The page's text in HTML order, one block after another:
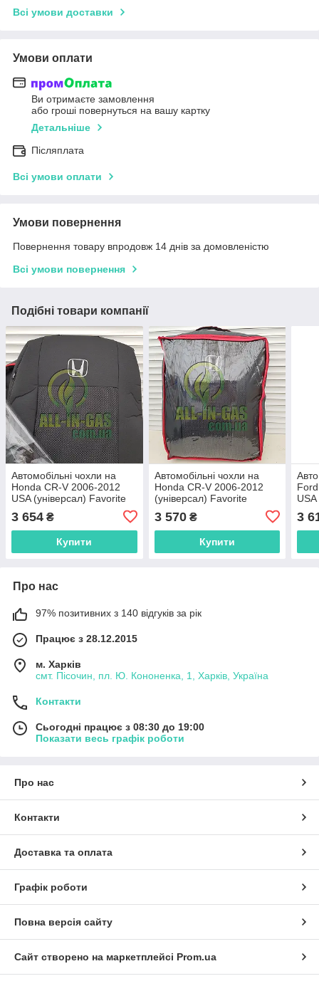
Всі умови доставки
Умови оплати
Ви отримаєте замовлення
або гроші повернуться на вашу картку
Детальніше
Післяплата
Всі умови оплати
Умови повернення
Повернення товару впродовж 14 днів за домовленістю
Всі умови повернення
Подібні товари компанії
Автомобільні чохли на
Honda CR-V 2006-2012
USA (універсал) Favorite
3 654 ₴
Купити
Автомобільні чохли на
Honda CR-V 2006-2012
(універсал) Favorite
3 570₴
Купити
USA
3
Про нас
97% позитивних з 140 відгуків за рік
Працює з 28.12.2015
м. Харків
смт. Пісочин, пл. Ю. Кононенка, 1, Харків, Україна
Контакти
Сьогодні працює з 08:30 до 19:00
Показати весь графік роботи
Про нас
Контакти
Доставка та оплата
Графік роботи
Повна версія сайту
Сайт створено на маркетплейсі Prom.ua